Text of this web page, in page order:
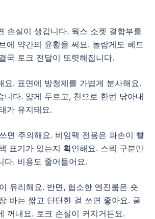
손실이 생깁니다. 웍스 소켓 결합부를
에 약간의 윤활을 써요. 놀랍게도 헤드
국 토크 전달이 또렷해집니다.
요. 표면에 방청제를 가볍게 분사해요.
니다. 얇게 두르고, 천으로 한번 닦아내
가 유지돼요.
면 주의해요. 비임팩 전용은 파손이 빨
표기가 있는지 확인해요. 스펙 구분만
다. 비용도 줄어들어요.
유리해요. 반면, 협소한 엔진룸은 숏
바는 짧고 단단한 걸 쓰면 좋아요. 굴
꺼내요. 토크 손실이 커지거든요.